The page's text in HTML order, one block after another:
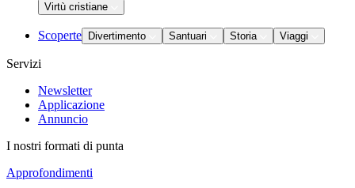
Virtù cristiane
Scoperte Divertimento Santuari Storia Viaggi
Servizi
Newsletter
Applicazione
Annuncio
I nostri formati di punta
Approfondimenti